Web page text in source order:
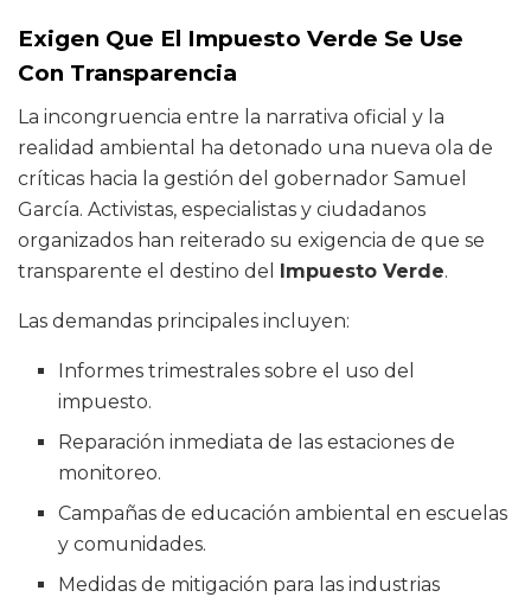
Exigen Que El Impuesto Verde Se Use
Con Transparencia
La incongruencia entre la narrativa oficial y la
realidad ambiental ha detonado una nueva ola de
críticas hacia la gestión del gobernador Samuel
García. Activistas, especialistas y ciudadanos
organizados han reiterado su exigencia de que se
transparente el destino del Impuesto Verde.
Las demandas principales incluyen:
Informes trimestrales sobre el uso del
impuesto.
Reparación inmediata de las estaciones de
monitoreo.
Campañas de educación ambiental en escuelas
y comunidades.
Medidas de mitigación para las industrias